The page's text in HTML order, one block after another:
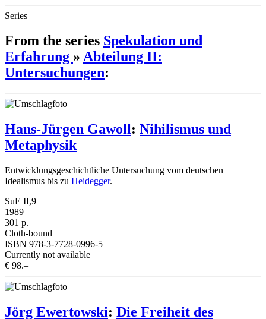
Series
From the series Spekulation und
Erfahrung » Abteilung II:
Untersuchungen:
Hans-Jürgen Gawoll: Nihilismus und
Metaphysik
Entwicklungsgeschichtliche Untersuchung vom deutschen
Idealismus bis zu Heidegger.
SuE II,9
1989
301 p.
Cloth-bound
ISBN 978-3-7728-0996-5
Currently not available
€ 98.–
Jörg Ewertowski: Die Freiheit des